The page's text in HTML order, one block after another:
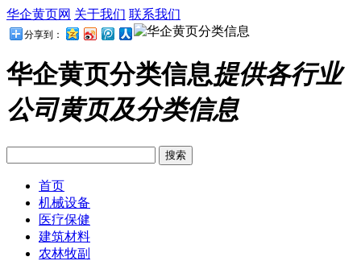
华企黄页网 关于我们 联系我们
分享到：
华企黄页分类信息提供各行业
公司黄页及分类信息
首页
机械设备
医疗保健
建筑材料
农林牧副